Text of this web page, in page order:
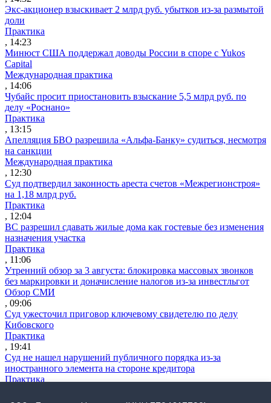
Экс-акционер взыскивает 2 млрд руб. убытков из-за размытой
доли
Практика
, 14:23
Минюст США поддержал доводы России в споре с Yukos
Capital
Международная практика
, 14:06
Чубайс просит приостановить взыскание 5,5 млрд руб. по
делу «Роснано»
Практика
, 13:15
Апелляция БВО разрешила «Альфа-Банку» судиться, несмотря
на санкции
Международная практика
, 12:30
Суд подтвердил законность ареста счетов «Межрегионстроя»
на 1,18 млрд руб.
Практика
, 12:04
ВС разрешил сдавать жилые дома как гостевые без изменения
назначения участка
Практика
, 11:06
Утренний обзор за 3 августа: блокировка массовых звонков
без маркировки и доначисление налогов из-за инвестльгот
Обзор СМИ
, 09:06
Суд ужесточил приговор ключевому свидетелю по делу
Кибовского
Практика
, 19:41
Суд не нашел нарушений публичного порядка из-за
иностранного элемента на стороне кредитора
Практика
В «Деловой России» прокомментировали арест руководства